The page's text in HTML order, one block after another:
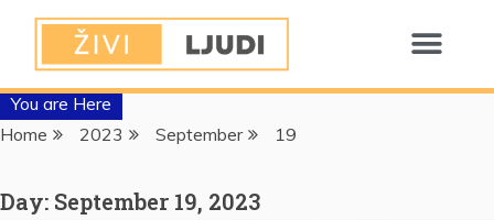
You are Here
Home
2023 September 19
Day: September 19, 2023